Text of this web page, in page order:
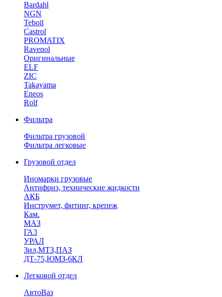
Bardahl
NGN
Teboil
Castrol
PROMATIX
Ravenol
Оригинальные
ELF
ZIC
Takayama
Eneos
Rolf
Фильтра
Фильтра грузовой
Фильтра легковые
Грузовой отдел
Иномарки грузовые
Антифриз, технические жидкости
АКБ
Инструмет, фитинг, крепеж
Кам.
МАЗ
ГА3
УРАЛ
Зил,МТЗ,ПАЗ
ДТ-75,ЮМЗ-6КЛ
Легковой отдел
АвтоВаз